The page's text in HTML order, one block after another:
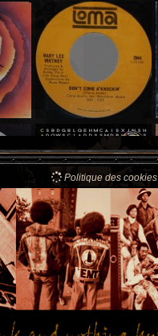
Politique des cookies